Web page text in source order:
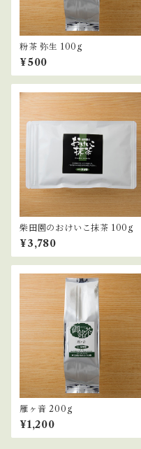
粉茶 弥生 100g
¥500
柴田園のおけいこ抹茶 100g
¥3,780
雁ヶ音 200g
¥1,200